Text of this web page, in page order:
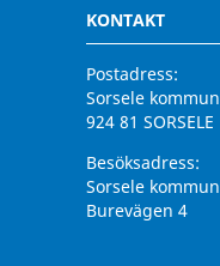
KONTAKT
Postadress:
Sorsele kommun
924 81 SORSELE
Besöksadress:
Sorsele kommun
Burevägen 4